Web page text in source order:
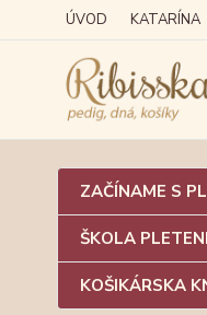
ÚVOD KATARÍNA
ZAČÍNAME S
ŠKOLA
KOŠIKÁRSKA